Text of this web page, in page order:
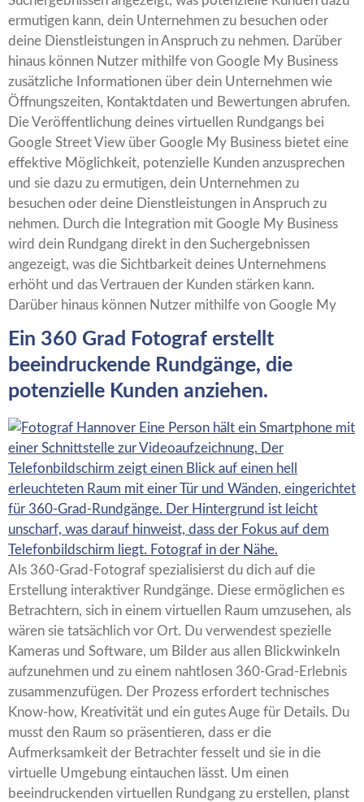
ermutigen kann, dein Unternehmen zu besuchen oder
deine Dienstleistungen in Anspruch zu nehmen. Darüber
hinaus können Nutzer mithilfe von Google My Business
zusätzliche Informationen über dein Unternehmen wie
Öffnungszeiten, Kontaktdaten und Bewertungen abrufen.
Die Veröffentlichung deines virtuellen Rundgangs bei
Google Street View über Google My Business bietet eine
effektive Möglichkeit, potenzielle Kunden anzusprechen
und sie dazu zu ermutigen, dein Unternehmen zu
besuchen oder deine Dienstleistungen in Anspruch zu
nehmen. Durch die Integration mit Google My Business
wird dein Rundgang direkt in den Suchergebnissen
angezeigt, was die Sichtbarkeit deines Unternehmens
erhöht und das Vertrauen der Kunden stärken kann.
Darüber hinaus können Nutzer mithilfe von Google My
Ein 360 Grad Fotograf erstellt
beeindruckende Rundgänge, die
potenzielle Kunden anziehen.
Als 360-Grad-Fotograf spezialisierst du dich auf die
Erstellung interaktiver Rundgänge. Diese ermöglichen es
Betrachtern, sich in einem virtuellen Raum umzusehen, als
wären sie tatsächlich vor Ort. Du verwendest spezielle
Kameras und Software, um Bilder aus allen Blickwinkeln
aufzunehmen und zu einem nahtlosen 360-Grad-Erlebnis
zusammenzufügen. Der Prozess erfordert technisches
Know-how, Kreativität und ein gutes Auge für Details. Du
musst den Raum so präsentieren, dass er die
Aufmerksamkeit der Betrachter fesselt und sie in die
virtuelle Umgebung eintauchen lässt. Um einen
beeindruckenden virtuellen Rundgang zu erstellen, planst